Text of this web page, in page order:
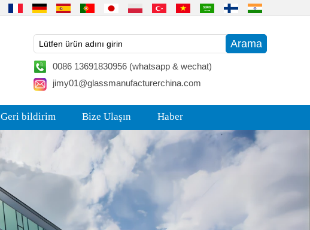
0086 13691830956 (whatsapp & wechat)
jimy01@glassmanufacturerchina.com
Geri bildirim Bize Ulaşın Haber